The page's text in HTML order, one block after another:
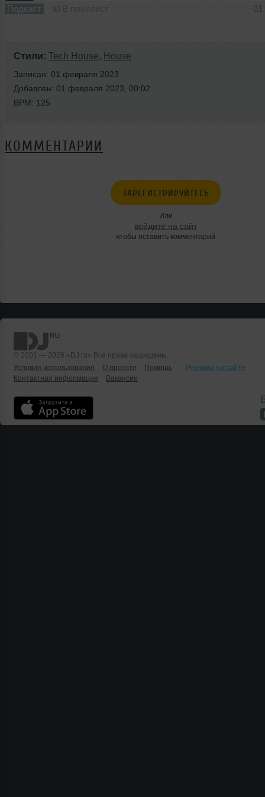
Подкаст 01
Стили: Tech House, House
Записан: 01 февраля 2023
Добавлен: 01 февраля 2023, 00:02
BPM: 125
КОММЕНТАРИИ
ЗАРЕГИСТРИРУЙТЕСЬ
Или
войдите на сайт
чтобы оставить комментарий
© 2001 — 2026 «DJ.ru» Все права защищены.
Условия использования
О проекте Помощь
Реклама на сайте
Контактная информация
Вакансии